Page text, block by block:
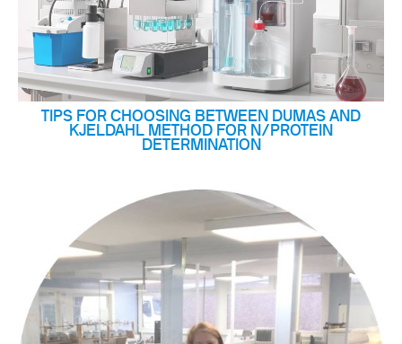
TIPS FOR CHOOSING BETWEEN DUMAS AND
KJELDAHL METHOD FOR N/PROTEIN
DETERMINATION